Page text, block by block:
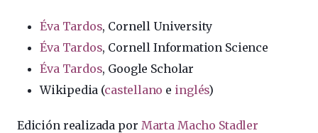
Éva Tardos, Cornell University
Éva Tardos, Cornell Information Science
Éva Tardos, Google Scholar
Wikipedia (castellano e inglés)
Edición realizada por Marta Macho Stadler